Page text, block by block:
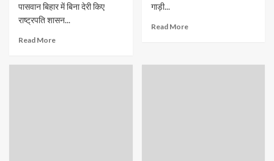
पासवान बिहार में बिना देरी किए
राष्ट्रपति शासन...
Read More
गाड़ी...
Read More